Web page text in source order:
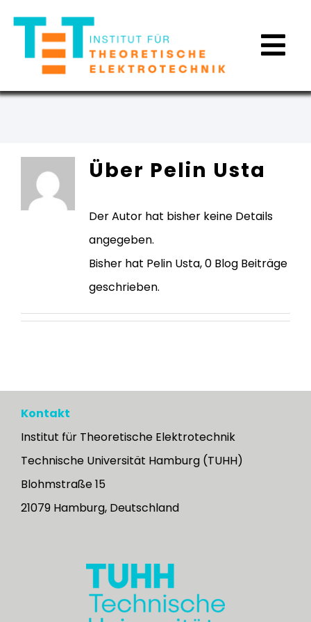
springen
Ansatz
Institut
Über Pelin Usta
Der Autor hat bisher keine Details
angegeben.
Bisher hat Pelin Usta, 0 Blog Beiträge
geschrieben.
Kontakt
Institut für Theoretische Elektrotechnik
Technische Universität Hamburg (TUHH)
Blohmstraße 15
21079 Hamburg, Deutschland